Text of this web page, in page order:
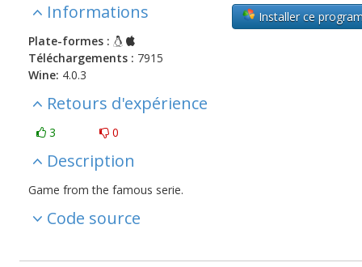
Installer ce
Informations
Plate-formes :
Téléchargements : 7915
Wine: 4.0.3
Retours d'expérience
3 0
Description
Game from the famous serie.
Code source